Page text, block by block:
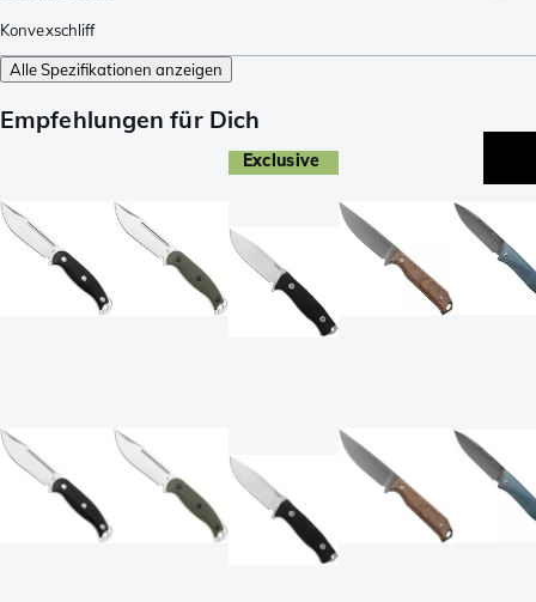
Konvexschliff
Alle Spezifikationen anzeigen
Empfehlungen für Dich
Exclusive